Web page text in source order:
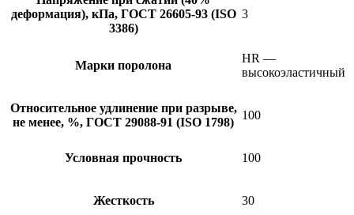
деформация), кПа, ГОСТ 26605-93 (ISO
3386)
3
Марки поролона
HR —
высокоэластичный
Относительное удлинение при разрыве,
не менее, %, ГОСТ 29088-91 (ISO 1798)
100
Условная прочность 100
Жесткость 30